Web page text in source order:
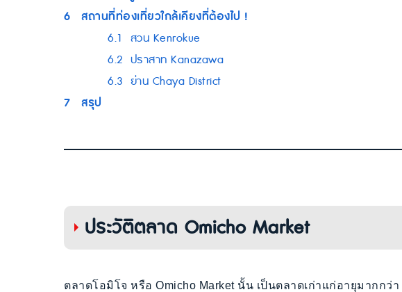
6 สถานที่ท่องเที่ยวใกล้เคียงที่ต้องไป !
6.1 สวน Kenrokue
6.2 ปราสาท Kanazawa
6.3 ย่าน Chaya District
7 สรุป
ประวัติตลาด Omicho Market
ตลาดโอมิโจ หรือ Omicho Market นั้น เป็นตลาดเก่าแก่อายุมากกว่